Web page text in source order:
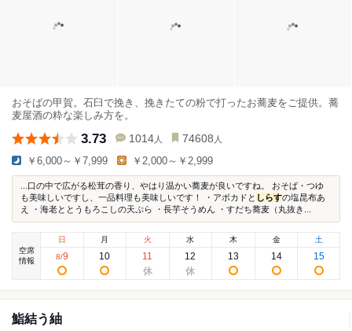
おそばの甲賀。石臼で挽き、挽きたての粉で打ったお蕎麦をご提供。蕎
麦屋酒の粋な楽しみ方を。
3.73 1014 人 74608 人
￥6,000～￥7,999 ￥2,000～￥2,999
...口の中で広がる松茸の香り、やはり温かい蕎麦が良いですね。 おそば・つゆ
も美味しいですし、一品料理も美味しいです！ ・アボカドと しらすの塩昆布あ
え ・海老ととうもろこしの天ぷら ・長芋そうめん ・すだち蕎麦（丸抜き...
空席
情報
日
8/9
月
10
火
11
水
12
木
13
金
14
土
15
鮨結う紬